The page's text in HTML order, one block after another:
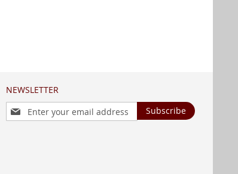
NEWSLETTER
Sign
Up
Subscribe